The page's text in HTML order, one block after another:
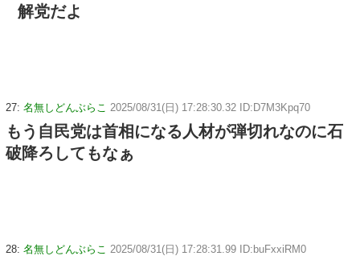
解党だよ
27: 名無しどんぶらこ 2025/08/31(日) 17:28:30.32 ID:D7M3Kpq70
もう自民党は首相になる人材が弾切れなのに石
破降ろしてもなぁ
28: 名無しどんぶらこ 2025/08/31(日) 17:28:31.99 ID:buFxxiRM0